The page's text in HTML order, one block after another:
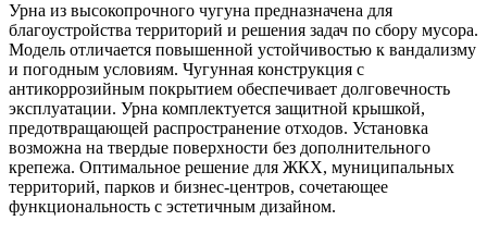
Урна из высокопрочного чугуна предназначена для
благоустройства территорий и решения задач по сбору мусора.
Модель отличается повышенной устойчивостью к вандализму
и погодным условиям. Чугунная конструкция с
антикоррозийным покрытием обеспечивает долговечность
эксплуатации. Урна комплектуется защитной крышкой,
предотвращающей распространение отходов. Установка
возможна на твердые поверхности без дополнительного
крепежа. Оптимальное решение для ЖКХ, муниципальных
территорий, парков и бизнес-центров, сочетающее
функциональность с эстетичным дизайном.